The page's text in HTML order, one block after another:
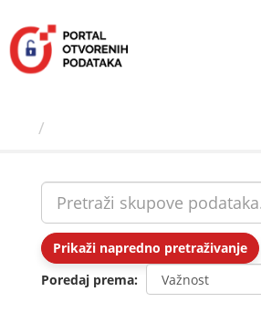
sadržaj
Prikaži napredno pretraživanje
Poredaj prema